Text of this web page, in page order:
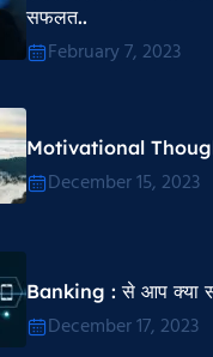
सफलत..
February 7, 2023
Motivational
December 15, 2023
Banking : से आप क्या
December 17, 2023